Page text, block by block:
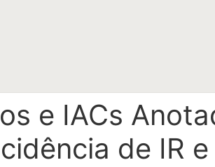
e IACs
de IR e